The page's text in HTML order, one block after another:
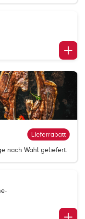
Lieferrabatt
nach Wahl geliefert.